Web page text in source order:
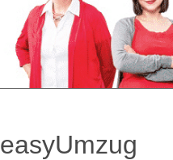
easyUmzug